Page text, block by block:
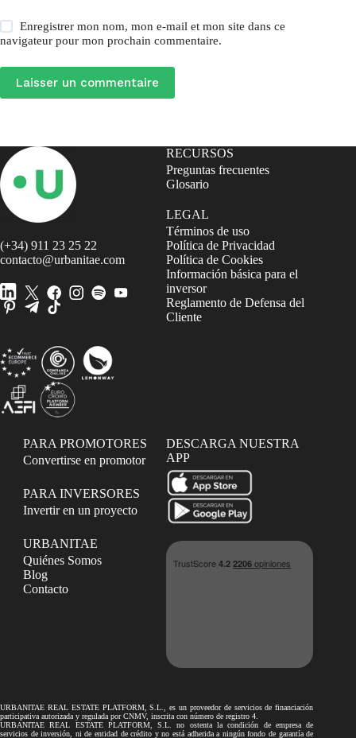
Enregistrer mon nom, mon e-mail et mon site dans ce
navigateur pour mon prochain commentaire.
Laisser un commentaire
(+34) 911 23 25 22
contacto@urbanitae.com
RECURSOS
Preguntas frecuentes
Glosario
LEGAL
Términos de uso
Política de Privacidad
Política de Cookies
Información básica para el
inversor
Reglamento de Defensa del
Cliente
PARA PROMOTORES
Convertirse en promotor
PARA INVERSORES
Invertir en un proyecto
URBANITAE
Quiénes Somos
Blog
Contacto
DESCARGA NUESTRA
APP
URBANITAE REAL ESTATE PLATFORM, S.L., es un proveedor de servicios de financiación
participativa autorizada y regulada por CNMV, inscrita con número de registro 4.
URBANITAE REAL ESTATE PLATFORM, S.L. no ostenta la condición de empresa de
servicios de inversión, ni de entidad de crédito y no está adherida a ningún fondo de garantía de